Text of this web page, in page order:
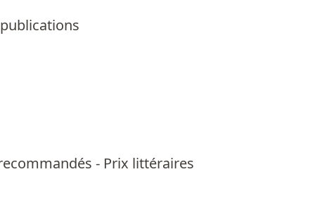
- Prix littéraires